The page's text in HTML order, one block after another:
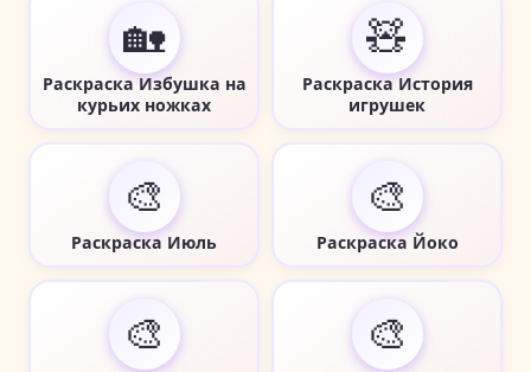
🏡
Раскраска Избушка на
курьих ножках
🧸
Раскраска История
игрушек
🎨
Раскраска Июль
🎨
Раскраска Йоко
🎨 🎨